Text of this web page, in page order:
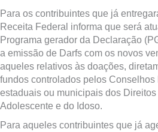
Para os contribuintes que já
Receita Federal informa que será
Programa gerador da Declaração
a emissão de Darfs com os novos
aqueles relativos às doações,
fundos controlados pelos
estaduais ou municipais dos
Adolescente e do Idoso.
Para aqueles contribuintes que já